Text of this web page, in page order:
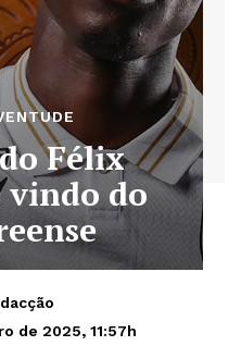
Félix
vindo do
de 2025, 11:57h